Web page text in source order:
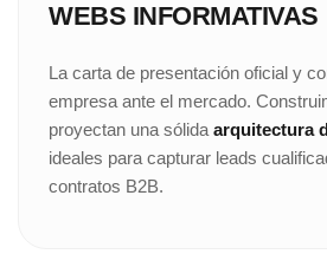
WEBS INFORMATIVAS
La carta de presentación oficial y
empresa ante el mercado.
proyectan una sólida arquitectura
ideales para capturar leads
contratos B2B.